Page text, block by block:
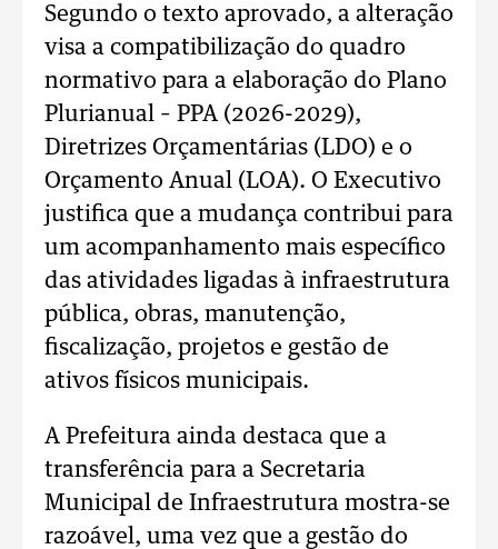
Segundo o texto aprovado, a alteração
visa a compatibilização do quadro
normativo para a elaboração do Plano
Plurianual – PPA (2026-2029),
Diretrizes Orçamentárias (LDO) e o
Orçamento Anual (LOA). O Executivo
justifica que a mudança contribui para
um acompanhamento mais específico
das atividades ligadas à infraestrutura
pública, obras, manutenção,
fiscalização, projetos e gestão de
ativos físicos municipais.
A Prefeitura ainda destaca que a
transferência para a Secretaria
Municipal de Infraestrutura mostra-se
razoável, uma vez que a gestão do